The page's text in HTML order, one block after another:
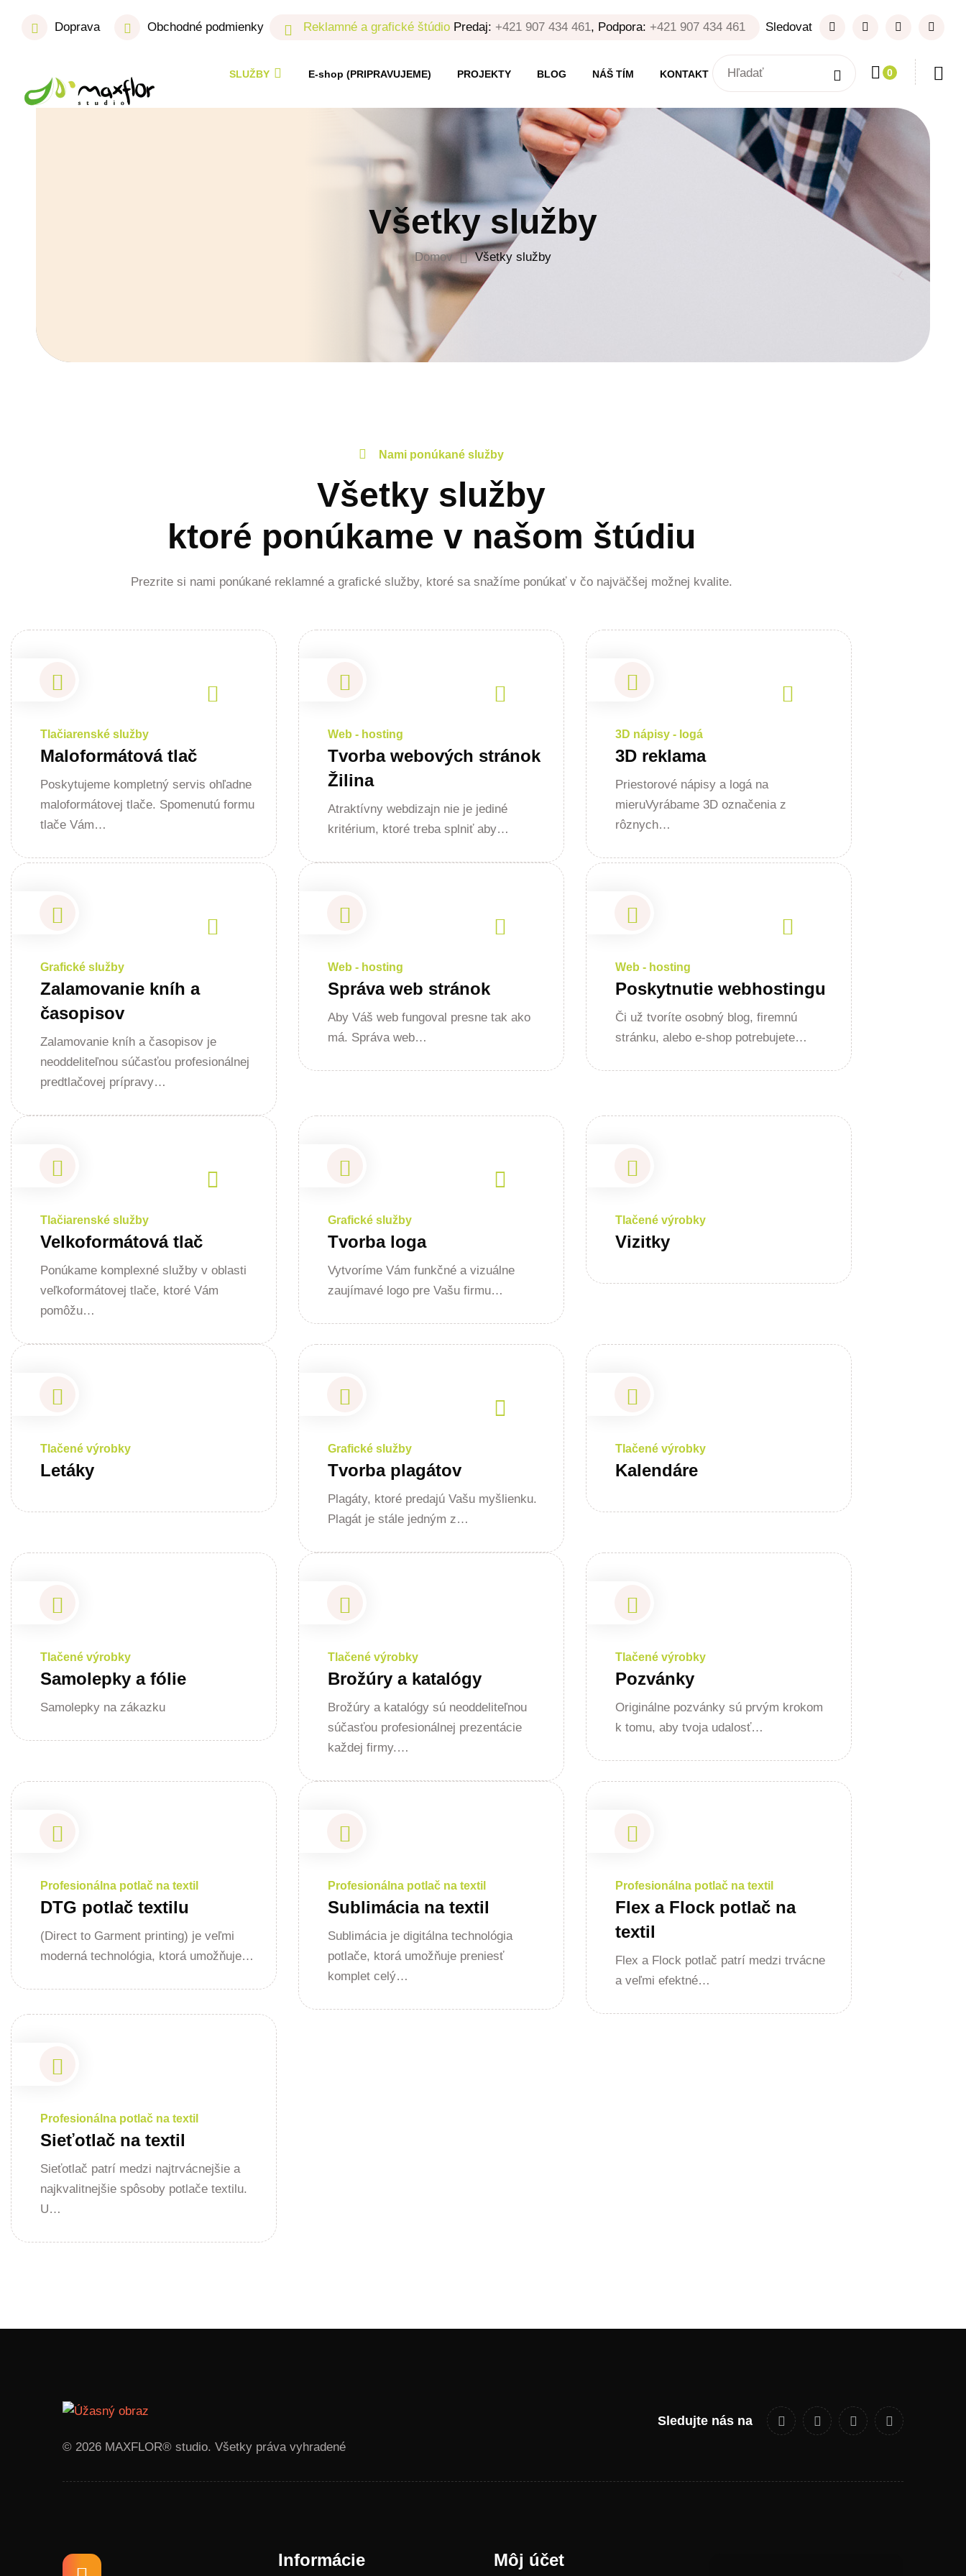
Doprava Obchodné podmienky Reklamné a grafické štúdio Predaj: +421 907 434 461, Podpora: +421 907 434 461 Sledovat
SLUŽBY E-shop (PRIPRAVUJEME) PROJEKTY BLOG NÁŠ TÍM KONTAKT 0
Všetky služby
Domov Všetky služby
Nami ponúkané služby
Všetky služby
ktoré ponúkame v našom štúdiu
Prezrite si nami ponúkané reklamné a grafické služby, ktoré sa snažíme ponúkať v čo najväčšej možnej kvalite.
Tlačiarenské služby
Maloformátová tlač
Poskytujeme kompletný servis ohľadne
maloformátovej tlače. Spomenutú formu
tlače Vám…
Web - hosting
Tvorba webových stránok
Žilina
Atraktívny webdizajn nie je jediné
kritérium, ktoré treba splniť aby…
3D nápisy - logá
3D reklama
Priestorové nápisy a logá na
mieruVyrábame 3D označenia z
rôznych…
Grafické služby
Zalamovanie kníh a
časopisov
Zalamovanie kníh a časopisov je
neoddeliteľnou súčasťou profesionálnej
predtlačovej prípravy…
Web - hosting
Správa web stránok
Aby Váš web fungoval presne tak ako
má. Správa web…
Web - hosting
Poskytnutie webhostingu
Či už tvoríte osobný blog, firemnú
stránku, alebo e-shop potrebujete…
Tlačiarenské služby
Velkoformátová tlač
Ponúkame komplexné služby v oblasti
veľkoformátovej tlače, ktoré Vám
pomôžu…
Grafické služby
Tvorba loga
Vytvoríme Vám funkčné a vizuálne
zaujímavé logo pre Vašu firmu…
Tlačené výrobky
Vizitky
Tlačené výrobky
Letáky
Grafické služby
Tvorba plagátov
Plagáty, ktoré predajú Vašu myšlienku.
Plagát je stále jedným z…
Tlačené výrobky
Kalendáre
Tlačené výrobky
Samolepky a fólie
Samolepky na zákazku
Tlačené výrobky
Brožúry a katalógy
Brožúry a katalógy sú neoddeliteľnou
súčasťou profesionálnej prezentácie
každej firmy.…
Tlačené výrobky
Pozvánky
Originálne pozvánky sú prvým krokom
k tomu, aby tvoja udalosť…
Profesionálna potlač na textil
DTG potlač textilu
(Direct to Garment printing) je veľmi
moderná technológia, ktorá umožňuje…
Profesionálna potlač na textil
Sublimácia na textil
Sublimácia je digitálna technológia
potlače, ktorá umožňuje preniesť
komplet celý…
Profesionálna potlač na textil
Flex a Flock potlač na
textil
Flex a Flock potlač patrí medzi trvácne
a veľmi efektné…
Profesionálna potlač na textil
Sieťotlač na textil
Sieťotlač patrí medzi najtrvácnejšie a
najkvalitnejšie spôsoby potlače textilu.
U…
© 2026 MAXFLOR® studio. Všetky práva vyhradené
Sledujte nás na
Informácie Môj účet